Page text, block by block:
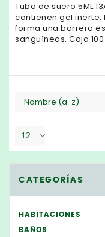
Tubo de suero 5ML
contienen gel inerte.
forma una barrera
sanguíneas. Caja
Nombre (a-z)
12
CATEGORÍAS
HABITACIONES
BAÑOS